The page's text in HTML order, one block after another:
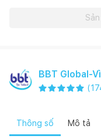
BBT Global-
(
Thông số Mô tả